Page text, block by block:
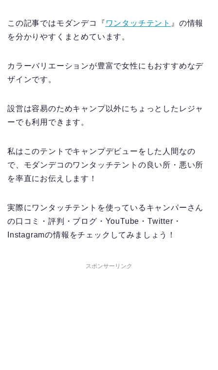
この記事ではモダンデコ『 ワンタッチテント 』の情報
を分かりやすくまとめています。
カラーバリエーションが豊富で女性にもおすすめなデ
ザインです。
設営は容易のためキャンプ以外にちょっとしたレジャ
ーでも利用できます。
私はこのテントでキャンプデビューをした人間なの
で、モダンデコのワンタッチテントの良い所・悪い所
を率直にお伝えします！
実際にワンタッチテントを使っているキャンパーさん
の口コミ・評判・ブログ・YouTube・Twitter・
Instagramの情報をチェックしてみましょう！
スポンサーリンク